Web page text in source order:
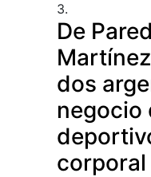
3.
De
dos
negocio
corporal